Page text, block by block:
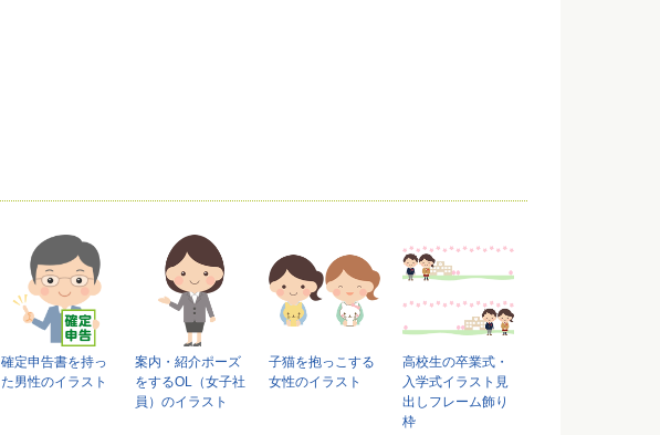
確定申告書を持っ
た男性のイラスト
案内・紹介ポーズ
をするOL（女子社
員）のイラスト
子猫を抱っこする
女性のイラスト
高校生の卒業式・
入学式イラスト見
出しフレーム飾り
枠